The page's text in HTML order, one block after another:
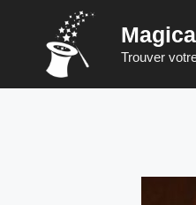
contenido
Trouver